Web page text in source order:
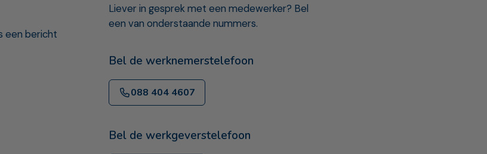
een bericht
Liever in gesprek met een medewerker? Bel
een van onderstaande nummers.
Bel de werknemerstelefoon
088 404 4607
Bel de werkgeverstelefoon